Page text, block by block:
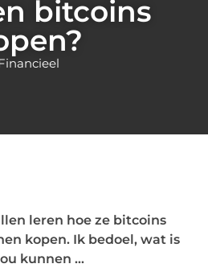
bitcoins
leren hoe ze bitcoins
kopen. Ik bedoel, wat is
kunnen ...